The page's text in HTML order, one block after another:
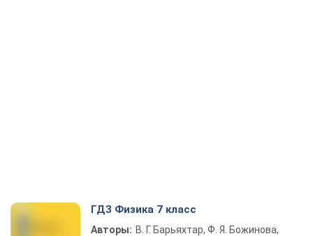
ГДЗ Физика 7 класс
Авторы: В. Г. Барьяхтар, Ф. Я. Божинова,